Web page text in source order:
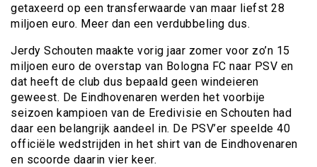
getaxeerd op een transferwaarde van maar liefst 28
miljoen euro. Meer dan een verdubbeling dus.
Jerdy Schouten maakte vorig jaar zomer voor zo’n 15
miljoen euro de overstap van Bologna FC naar PSV en
dat heeft de club dus bepaald geen windeieren
geweest. De Eindhovenaren werden het voorbije
seizoen kampioen van de Eredivisie en Schouten had
daar een belangrijk aandeel in. De PSV’er speelde 40
officiële wedstrijden in het shirt van de Eindhovenaren
en scoorde daarin vier keer.